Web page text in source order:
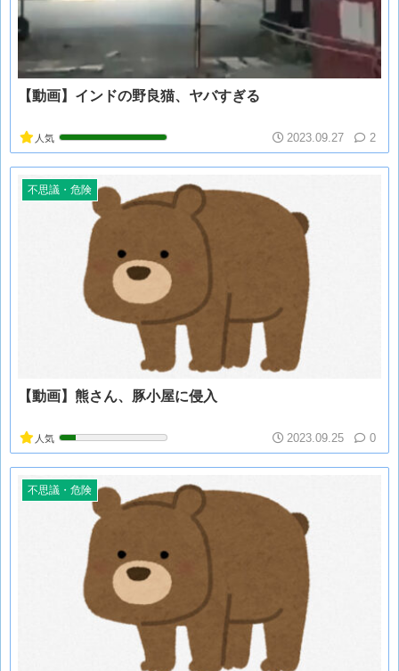
【動画】インドの野良猫、ヤバすぎる
人気 2023.09.27 2
不思議・危険
【動画】熊さん、豚小屋に侵入
人気 2023.09.25 0
不思議・危険